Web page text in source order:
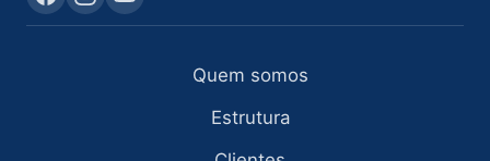
Quem somos
Estrutura